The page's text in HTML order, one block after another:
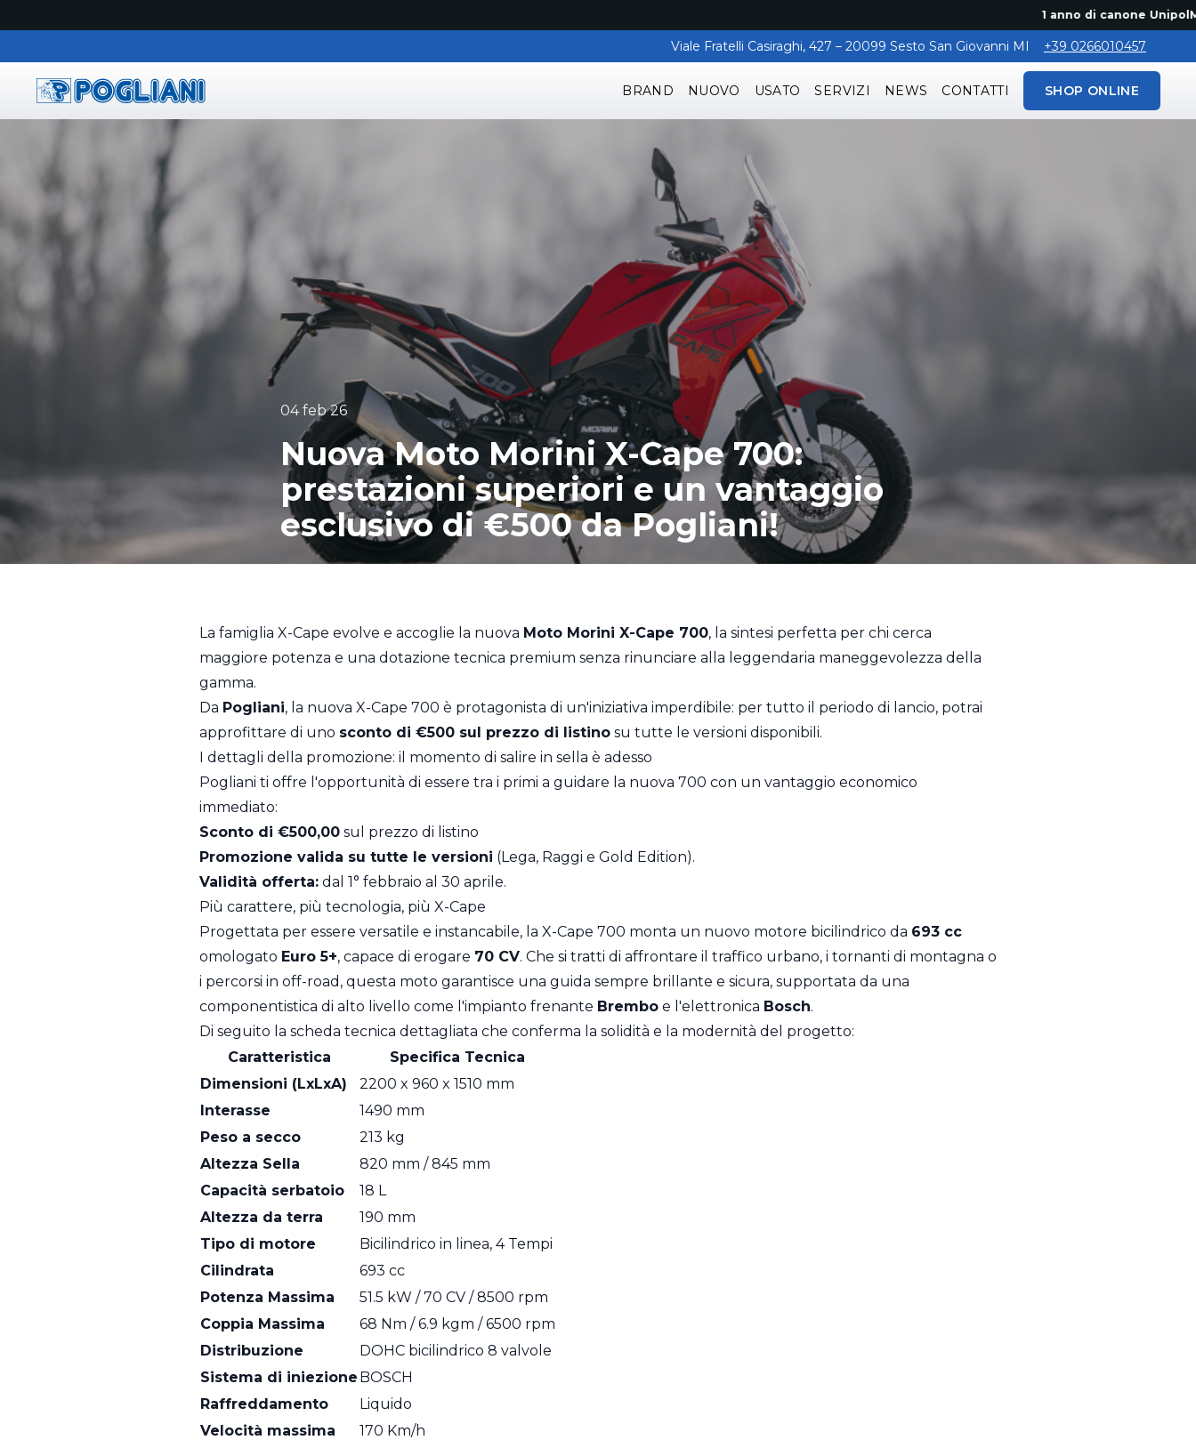
1 anno di canone UnipolMove
Viale Fratelli Casiraghi, 427 – 20099 Sesto San Giovanni MI +39 0266010457
BRAND NUOVO USATO SERVIZI NEWS CONTATTI SHOP ONLINE
04 feb 26
Nuova Moto Morini X-Cape 700:
prestazioni superiori e un vantaggio
esclusivo di €500 da Pogliani!
La famiglia X-Cape evolve e accoglie la nuova Moto Morini X-Cape 700, la sintesi perfetta per chi cerca
maggiore potenza e una dotazione tecnica premium senza rinunciare alla leggendaria maneggevolezza della
gamma.
Da Pogliani, la nuova X-Cape 700 è protagonista di un'iniziativa imperdibile: per tutto il periodo di lancio, potrai
approfittare di uno sconto di €500 sul prezzo di listino su tutte le versioni disponibili.
I dettagli della promozione: il momento di salire in sella è adesso
Pogliani ti offre l'opportunità di essere tra i primi a guidare la nuova 700 con un vantaggio economico
immediato:
Sconto di €500,00 sul prezzo di listino
Promozione valida su tutte le versioni (Lega, Raggi e Gold Edition).
Validità offerta: dal 1° febbraio al 30 aprile.
Più carattere, più tecnologia, più X-Cape
Progettata per essere versatile e instancabile, la X-Cape 700 monta un nuovo motore bicilindrico da 693 cc
omologato Euro 5+, capace di erogare 70 CV. Che si tratti di affrontare il traffico urbano, i tornanti di montagna o
i percorsi in off-road, questa moto garantisce una guida sempre brillante e sicura, supportata da una
componentistica di alto livello come l'impianto frenante Brembo e l'elettronica Bosch.
Di seguito la scheda tecnica dettagliata che conferma la solidità e la modernità del progetto:
Caratteristica
Specifica Tecnica
Dimensioni (LxLxA)
2200 x 960 x 1510 mm
Interasse
1490 mm
Peso a secco
213 kg
Altezza Sella
820 mm / 845 mm
Capacità serbatoio
18 L
Altezza da terra
190 mm
Tipo di motore
Bicilindrico in linea, 4 Tempi
Cilindrata
693 cc
Potenza Massima
51.5 kW / 70 CV / 8500 rpm
Coppia Massima
68 Nm / 6.9 kgm / 6500 rpm
Distribuzione
DOHC bicilindrico 8 valvole
Sistema di iniezione BOSCH
Raffreddamento
Liquido
Velocità massima
170 Km/h